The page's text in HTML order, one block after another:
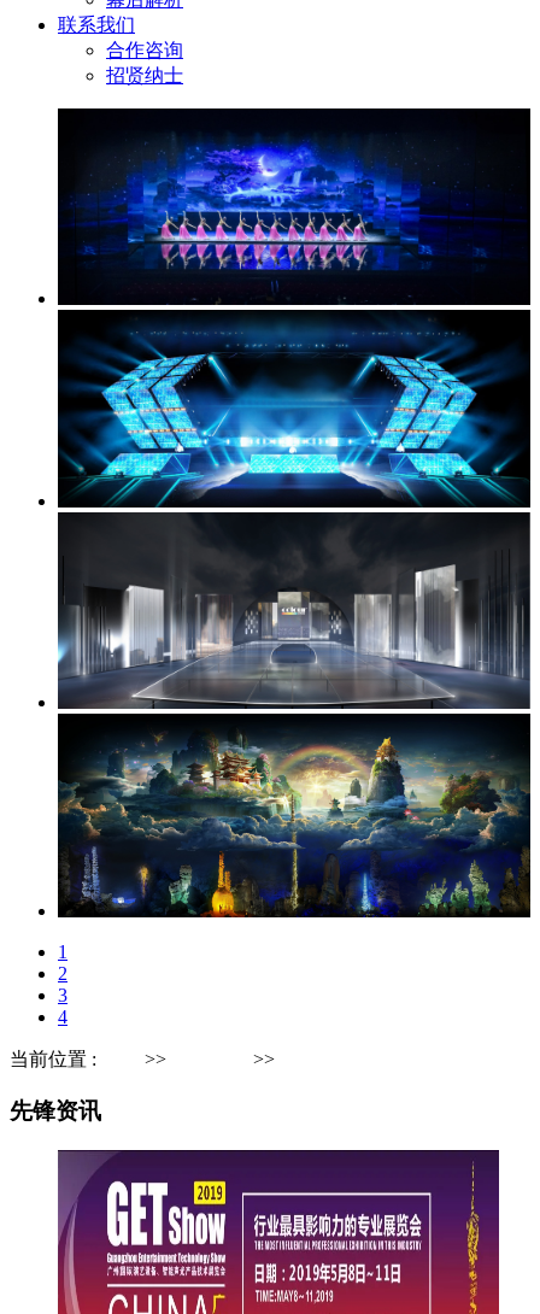
联系我们
合作咨询
招贤纳士
1
2
3
4
当前位置 : >> >>
先锋资讯